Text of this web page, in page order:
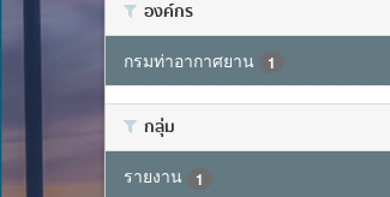
องค์กร
กรมท่าอากาศยาน 1
กลุ่ม
รายงาน 1